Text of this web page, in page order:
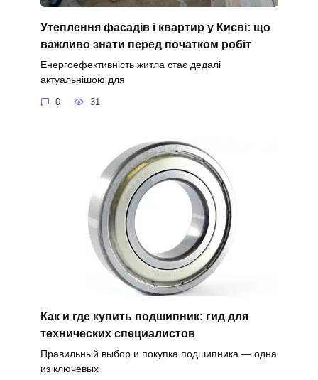
Утеплення фасадів і квартир у Києві: що
важливо знати перед початком робіт
Енергоефективність житла стає дедалі
актуальнішою для
0 31
Как и где купить подшипник: гид для
технических специалистов
Правильный выбор и покупка подшипника — одна
из ключевых